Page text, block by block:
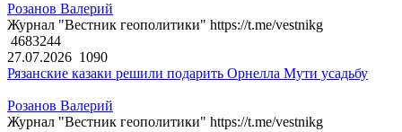
Розанов Валерий
Журнал "Вестник геополитики" https://t.me/vestnikg
4683244
27.07.2026 1090
Рязанские казаки решили подарить Орнелла Мути усадьбу
Розанов Валерий
Журнал "Вестник геополитики" https://t.me/vestnikg